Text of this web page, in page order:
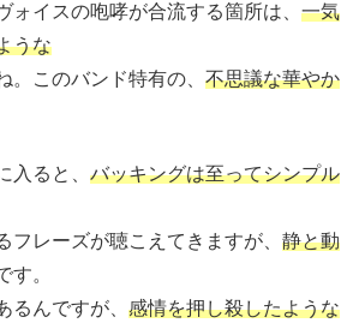
ォイスの咆哮が合流する箇所は、 一気
うな
。このバンド特有の、 不思議な華やか
入ると、 バッキングは至ってシンプル
フレーズが聴こえてきますが、 静と動
す。
るんですが、 感情を押し殺したような